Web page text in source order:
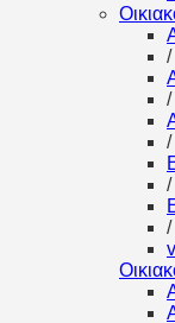
/
/
/
/
/